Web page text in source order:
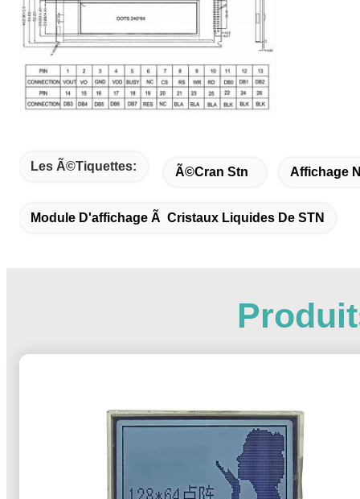
Les Ã©tiquettes: Ã©cran Stn Affichage
Module D'affichage Ã Cristaux Liquides De STN